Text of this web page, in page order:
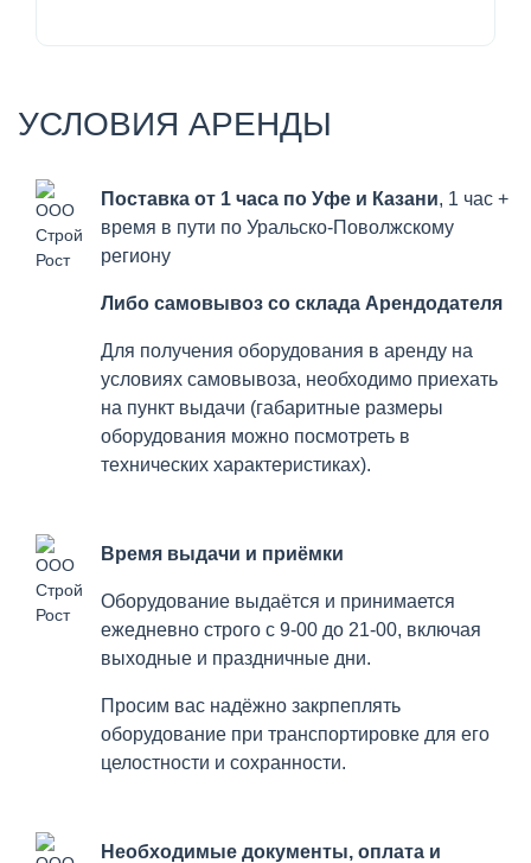
УСЛОВИЯ АРЕНДЫ
Поставка от 1 часа по Уфе и Казани, 1 час +
время в пути по Уральско-Поволжскому
региону
Либо самовывоз со склада Арендодателя
Для получения оборудования в аренду на
условиях самовывоза, необходимо приехать
на пункт выдачи (габаритные размеры
оборудования можно посмотреть в
технических характеристиках).
Время выдачи и приёмки
Оборудование выдаётся и принимается
ежедневно строго с 9-00 до 21-00, включая
выходные и праздничные дни.
Просим вас надёжно закрпеплять
оборудование при транспортировке для его
целостности и сохранности.
Необходимые документы, оплата и